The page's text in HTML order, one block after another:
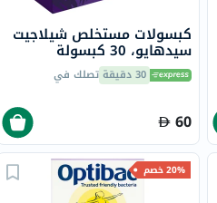
كبسولات مستخلص شيلاجيت
سيدهايو، 30 كبسولة
30 دقيقة تصلك في
60
20% خصم